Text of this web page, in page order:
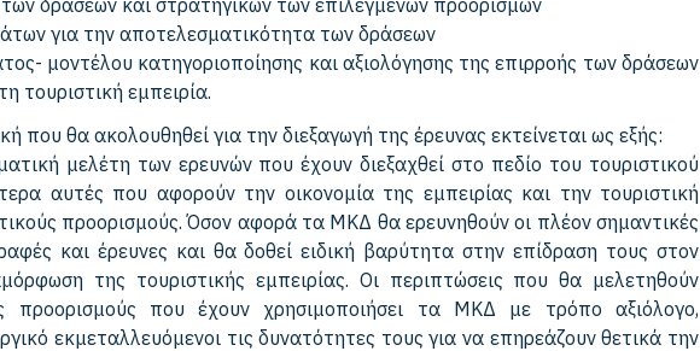
για την αποτελεσματικότητα των δράσεων
μοντέλου κατηγοριοποίησης και αξιολόγησης της επιρροής των δράσεων
τουριστική εμπειρία.
που θα ακολουθηθεί για την διεξαγωγή της έρευνας εκτείνεται ως εξής:
μελέτη των ερευνών που έχουν διεξαχθεί στο πεδίο του τουριστικού
αυτές που αφορούν την οικονομία της εμπειρίας και την τουριστική
προορισμούς. Όσον αφορά τα ΜΚΔ θα ερευνηθούν οι πλέον σημαντικές
και έρευνες και θα δοθεί ειδική βαρύτητα στην επίδραση τους στον
της τουριστικής εμπειρίας. Οι περιπτώσεις που θα μελετηθούν
προορισμούς που έχουν χρησιμοποιήσει τα ΜΚΔ με τρόπο αξιόλογο,
εκμεταλλευόμενοι τις δυνατότητες τους για να επηρεάζουν θετικά την